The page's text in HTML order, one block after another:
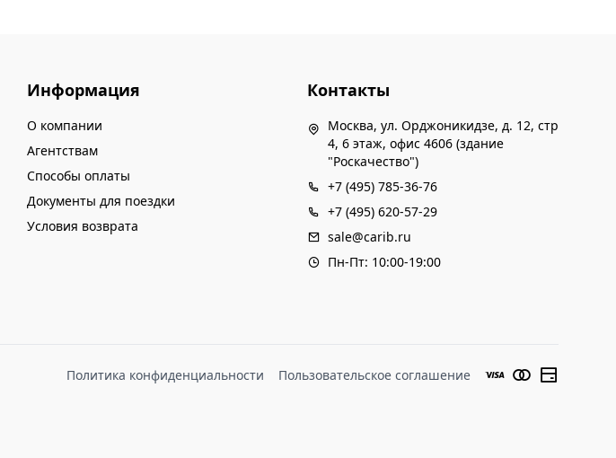
Информация
О компании
Агентствам
Способы оплаты
Документы для поездки
Условия возврата
Контакты
Москва, ул. Орджоникидзе, д. 12, стр
4, 6 этаж, офис 4606 (здание
"Роскачество")
+7 (495) 785-36-76
+7 (495) 620-57-29
sale@carib.ru
Пн-Пт: 10:00-19:00
Политика конфиденциальности Пользовательское соглашение